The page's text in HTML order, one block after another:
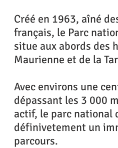
Créé en 1963, aîné
français, le Parc
situe aux abords des
Maurienne et de la
Avec environs une
dépassant les 3 000
actif, le parc national
définivetement un
parcours.